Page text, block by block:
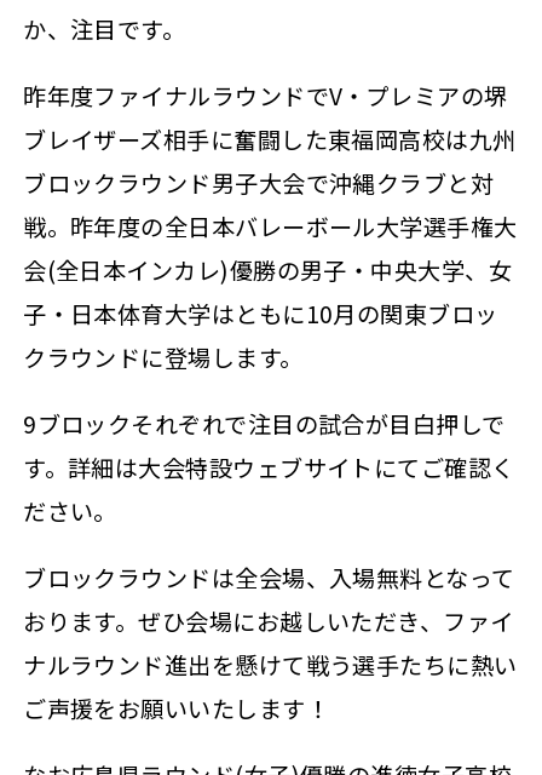
か、注目です。
昨年度ファイナルラウンドでV・プレミアの堺
ブレイザーズ相手に奮闘した東福岡高校は九州
ブロックラウンド男子大会で沖縄クラブと対
戦。昨年度の全日本バレーボール大学選手権大
会(全日本インカレ)優勝の男子・中央大学、女
子・日本体育大学はともに10月の関東ブロッ
クラウンドに登場します。
9ブロックそれぞれで注目の試合が目白押しで
す。詳細は大会特設ウェブサイトにてご確認く
ださい。
ブロックラウンドは全会場、入場無料となって
おります。ぜひ会場にお越しいただき、ファイ
ナルラウンド進出を懸けて戦う選手たちに熱い
ご声援をお願いいたします！